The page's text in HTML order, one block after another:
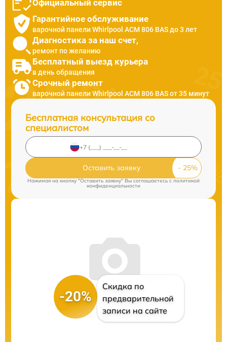
Официальный сервис
Гарантийное обслуживание
варочной панели Whirlpool ACM 806 BAS до 3 лет
Диагностика за наш счет,
ремонт по желанию
Бесплатный выезд курьера
в день обращения
Срочный ремонт
варочной панели Whirlpool ACM 806 BAS от 35 минут
Бесплатная консультация со
специалистом
Оставить заявку
Нажимая на кнопку "Оставить заявку" Вы соглашаетесь c политикой
конфиденциальности
-20%
Скидка по
предварительной
записи на сайте